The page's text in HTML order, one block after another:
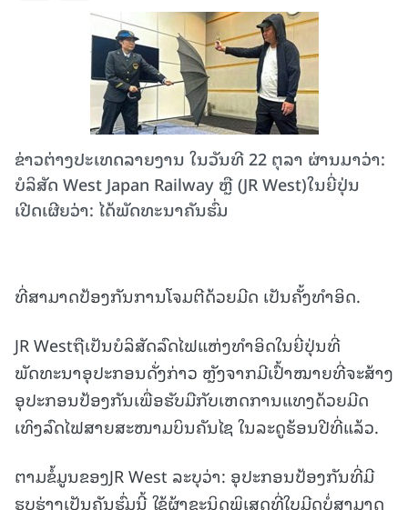
ຂ່າວຕ່າງປະເທດລາຍງານ ໃນວັນທີ 22 ຕຸລາ ຜ່ານມາວ່າ:
ບໍລິສັດ West Japan Railway ຫຼື (JR West)ໃນຍີ່ປຸ່ນ
ເປີດເຜີຍວ່າ: ໄດ້ພັດທະນາຄັນຮົ່ມ
ທີ່ສາມາດປ້ອງກັນການໂຈມຕີດ້ວຍມີດ ເປັນຄັ້ງທຳອິດ.
JR Westຖືເປັນບໍລິສັດລົດໄຟແຫ່ງທຳອິດໃນຍີ່ປຸ່ນທີ່
ພັດທະນາອຸປະກອນດັ່ງກ່າວ ຫຼັງຈາກມີເປົ້າໝາຍທີ່ຈະສ້າງ
ອຸປະກອນປ້ອງກັນເພື່ອຮັບມືກັບເຫດການແທງດ້ວຍມີດ
ເທິງລົດໄຟສາຍສະໜາມບິນຄັນໄຊ ໃນລະດູຮ້ອນປີທີ່ແລ້ວ.
ຕາມຂໍ້ມູນຂອງJR West ລະບຸວ່າ: ອຸປະກອນປ້ອງກັນທີ່ມີ
ຮູບຮ່າງເປັນຄັນຮົ່ມນີ້ ໃຊ້ຜ້າຊະນິດພິເສດທີ່ໃບມີດບໍ່ສາມາດ